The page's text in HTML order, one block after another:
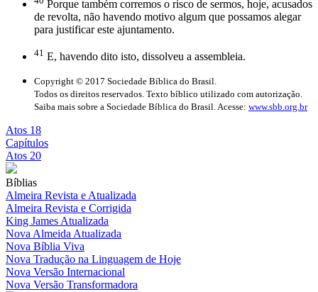
Porque também corremos o risco de sermos, hoje, acusados
de revolta, não havendo motivo algum que possamos alegar
para justificar este ajuntamento.
41 E, havendo dito isto, dissolveu a assembleia.
Copyright © 2017 Sociedade Bíblica do Brasil.
Todos os direitos reservados. Texto bíblico utilizado com autorização.
Saiba mais sobre a Sociedade Bíblica do Brasil. Acesse: www.sbb.org.br
Atos 18
Capítulos
Atos 20
Bíblias
Almeira Revista e Atualizada
Almeira Revista e Corrigida
King James Atualizada
Nova Almeida Atualizada
Nova Bíblia Viva
Nova Tradução na Linguagem de Hoje
Nova Versão Internacional
Nova Versão Transformadora